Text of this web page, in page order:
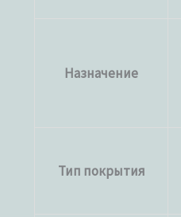
Назначение
Тип покрытия